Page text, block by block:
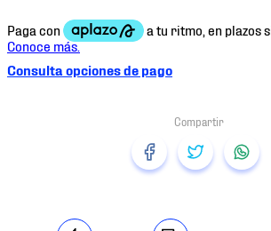
Consulta opciones de pago